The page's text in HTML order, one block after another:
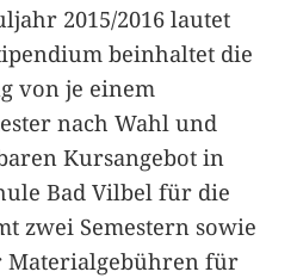
2015/2016 lautet
beinhaltet die
von je einem
nach Wahl und
Kursangebot in
Bad Vilbel für die
zwei Semestern sowie
Materialgebühren für